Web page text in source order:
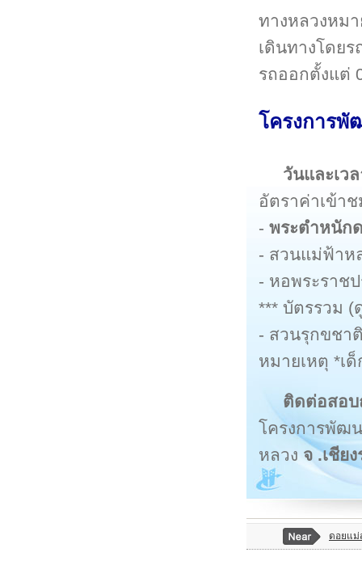
ทางหลวงหม
เดินทางโดย
รถออกตั้งแต่
โครงการพั
วันและเว
อัตราค่าเข้า
- พระตำหนัก
- สวนแม่ฟ้าห
- หอพระราช
*** บัตรรวม (
- สวนรุกขชา
หมายเหตุ *เ
ติดต่อสอ
โครงการพัฒ
หลวง จ .เชียง
ดอยแม่